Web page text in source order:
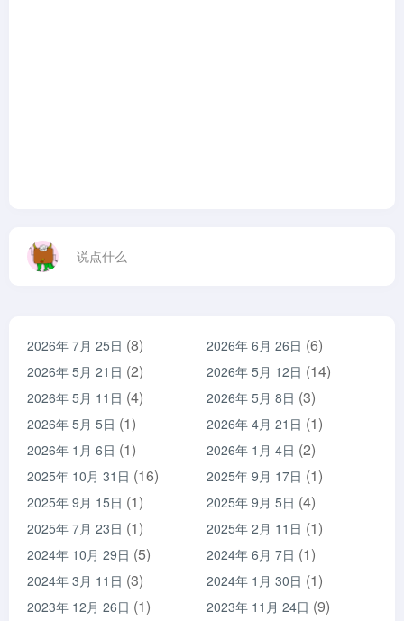
说点什么
2026年 7月 25日 (8) 2026年 6月 26日 (6)
2026年 5月 21日 (2) 2026年 5月 12日 (14)
2026年 5月 11日 (4) 2026年 5月 8日 (3)
2026年 5月 5日 (1) 2026年 4月 21日 (1)
2026年 1月 6日 (1) 2026年 1月 4日 (2)
2025年 10月 31日 (16) 2025年 9月 17日 (1)
2025年 9月 15日 (1) 2025年 9月 5日 (4)
2025年 7月 23日 (1) 2025年 2月 11日 (1)
2024年 10月 29日 (5) 2024年 6月 7日 (1)
2024年 3月 11日 (3) 2024年 1月 30日 (1)
2023年 12月 26日 (1) 2023年 11月 24日 (9)